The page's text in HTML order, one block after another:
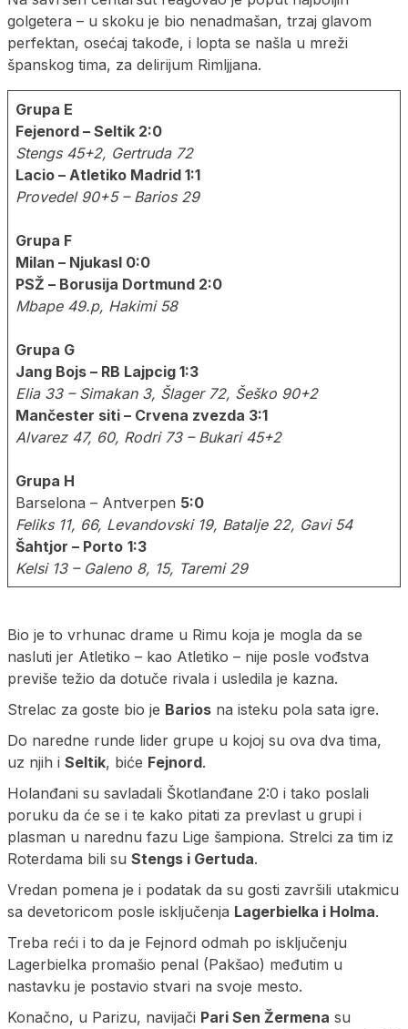
golgetera – u skoku je bio nenadmašan, trzaj glavom
perfektan, osećaj takođe, i lopta se našla u mreži
španskog tima, za delirijum Rimljjana.
Grupa E
Fejenord – Seltik 2:0
Stengs 45+2, Gertruda 72
Lacio – Atletiko Madrid 1:1
Provedel 90+5 – Barios 29
Grupa F
Milan – Njukasl 0:0
PSŽ – Borusija Dortmund 2:0
Mbape 49.p, Hakimi 58
Grupa G
Jang Bojs – RB Lajpcig 1:3
Elia 33 – Simakan 3, Šlager 72, Šeško 90+2
Mančester siti – Crvena zvezda 3:1
Alvarez 47, 60, Rodri 73 – Bukari 45+2
Grupa H
Barselona – Antverpen 5:0
Feliks 11, 66, Levandovski 19, Batalje 22, Gavi 54
Šahtjor – Porto 1:3
Kelsi 13 – Galeno 8, 15, Taremi 29
Bio je to vrhunac drame u Rimu koja je mogla da se
nasluti jer Atletiko – kao Atletiko – nije posle vođstva
previše težio da dotuče rivala i usledila je kazna.
Strelac za goste bio je Barios na isteku pola sata igre.
Do naredne runde lider grupe u kojoj su ova dva tima,
uz njih i Seltik, biće Fejnord.
Holanđani su savladali Škotlanđane 2:0 i tako poslali
poruku da će se i te kako pitati za prevlast u grupi i
plasman u narednu fazu Lige šampiona. Strelci za tim iz
Roterdama bili su Stengs i Gertuda.
Vredan pomena je i podatak da su gosti završili utakmicu
sa devetoricom posle isključenja Lagerbielka i Holma.
Treba reći i to da je Fejnord odmah po isključenju
Lagerbielka promašio penal (Pakšao) međutim u
nastavku je postavio stvari na svoje mesto.
Konačno, u Parizu, navijači Pari Sen Žermena su